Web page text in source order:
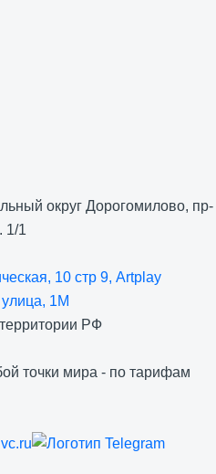
округ Дорогомилово, пр-
1/1
10 стр 9, Artplay
улица, 1М
РФ
точки мира - по тарифам